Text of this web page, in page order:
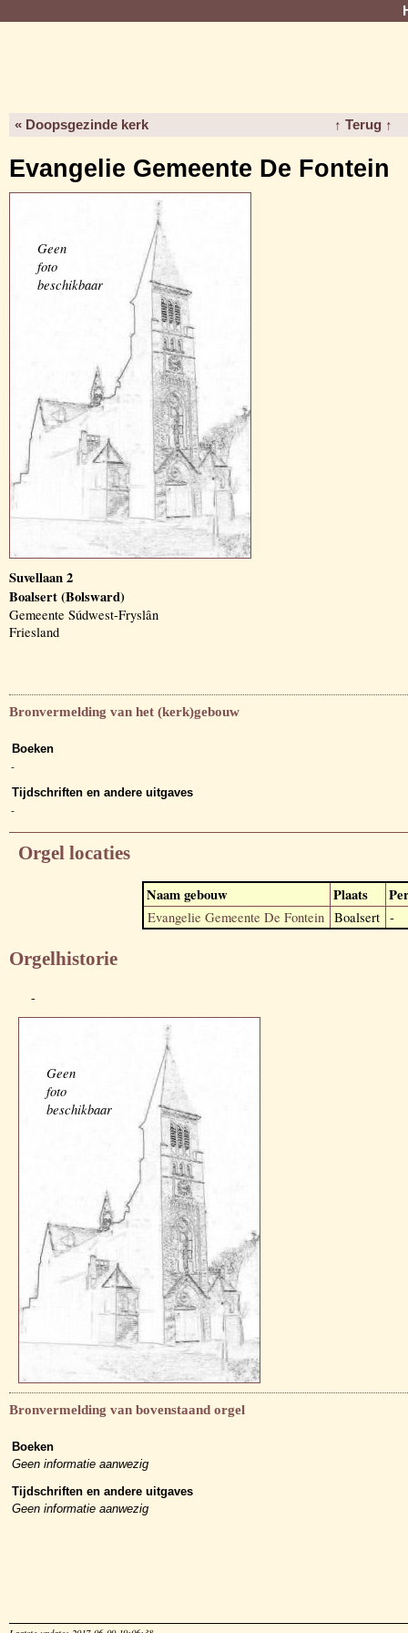
« Doopsgezinde kerk ↑ Terug ↑
Evangelie Gemeente De Fontein
Geen
foto
beschikbaar
Suvellaan 2
Boalsert (Bolsward)
Gemeente Súdwest-Fryslân
Friesland
Bronvermelding van het (kerk)gebouw
Boeken
-
Tijdschriften en andere uitgaves
-
Orgel locaties
Naam gebouw Plaats
Evangelie Gemeente De Fontein Boalsert -
Orgelhistorie
-
Geen
foto
beschikbaar
Bronvermelding van bovenstaand orgel
Boeken
Geen informatie aanwezig
Tijdschriften en andere uitgaves
Geen informatie aanwezig